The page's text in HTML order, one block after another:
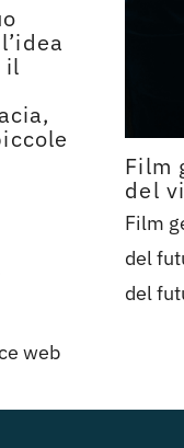
il
web
Film
del
Film
del
del